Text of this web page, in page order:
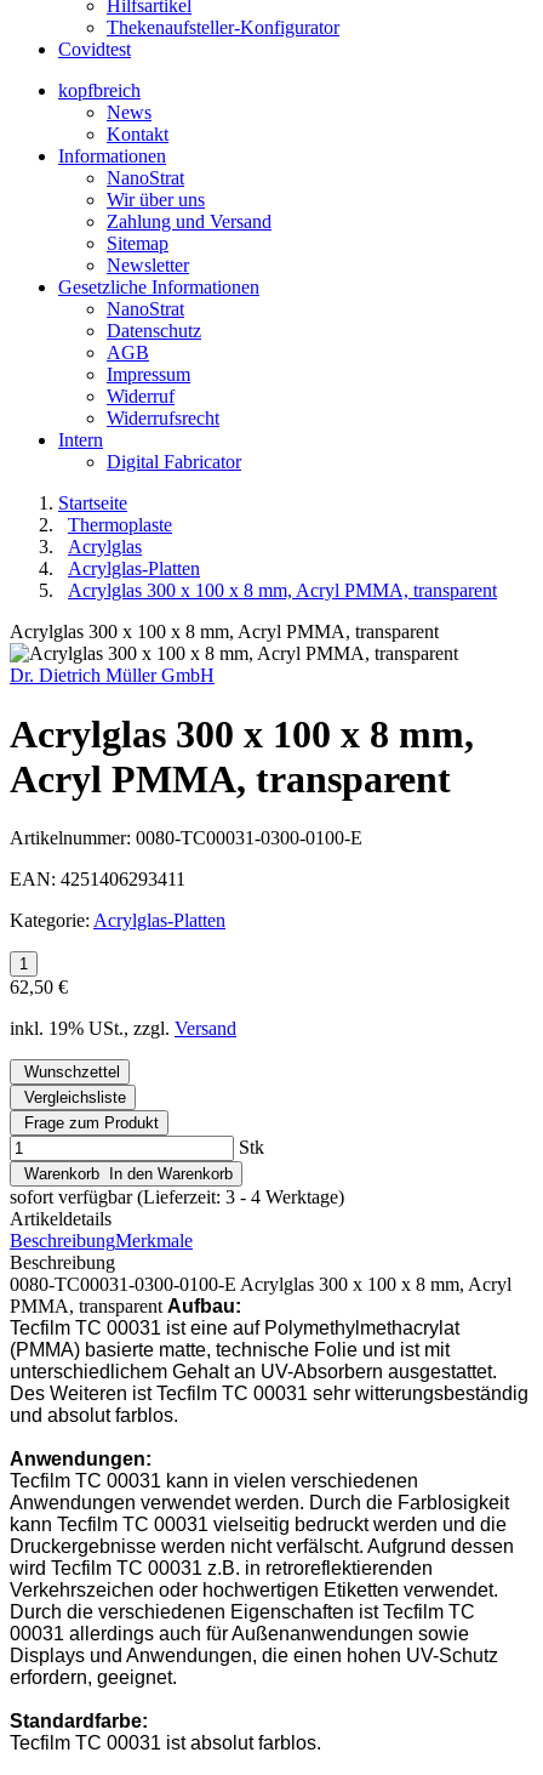
Hilfsartikel
Thekenaufsteller-Konfigurator
Covidtest
kopfbreich
News
Kontakt
Informationen
NanoStrat
Wir über uns
Zahlung und Versand
Sitemap
Newsletter
Gesetzliche Informationen
NanoStrat
Datenschutz
AGB
Impressum
Widerruf
Widerrufsrecht
Intern
Digital Fabricator
Startseite
Thermoplaste
Acrylglas
Acrylglas-Platten
Acrylglas 300 x 100 x 8 mm, Acryl PMMA, transparent
Acrylglas 300 x 100 x 8 mm, Acryl PMMA, transparent
Dr. Dietrich Müller GmbH
Acrylglas 300 x 100 x 8 mm,
Acryl PMMA, transparent
Artikelnummer: 0080-TC00031-0300-0100-E
EAN: 4251406293411
Kategorie: Acrylglas-Platten
62,50 €
inkl. 19% USt., zzgl. Versand
Wunschzettel
Vergleichsliste
Frage zum Produkt
Stk
Warenkorb In den Warenkorb
sofort verfügbar (Lieferzeit: 3 - 4 Werktage)
Artikeldetails
BeschreibungMerkmale
Beschreibung
0080-TC00031-0300-0100-E Acrylglas 300 x 100 x 8 mm, Acryl
PMMA, transparentAufbau:
Tecfilm TC 00031 ist eine auf Polymethylmethacrylat
(PMMA) basierte matte, technische Folie und ist mit
unterschiedlichem Gehalt an UV-Absorbern ausgestattet.
Des Weiteren ist Tecfilm TC 00031 sehr witterungsbeständig
und absolut farblos.
Anwendungen:
Tecfilm TC 00031 kann in vielen verschiedenen
Anwendungen verwendet werden. Durch die Farblosigkeit
kann Tecfilm TC 00031 vielseitig bedruckt werden und die
Druckergebnisse werden nicht verfälscht. Aufgrund dessen
wird Tecfilm TC 00031 z.B. in retroreflektierenden
Verkehrszeichen oder hochwertigen Etiketten verwendet.
Durch die verschiedenen Eigenschaften ist Tecfilm TC
00031 allerdings auch für Außenanwendungen sowie
Displays und Anwendungen, die einen hohen UV-Schutz
erfordern, geeignet.
Standardfarbe:
Tecfilm TC 00031 ist absolut farblos.